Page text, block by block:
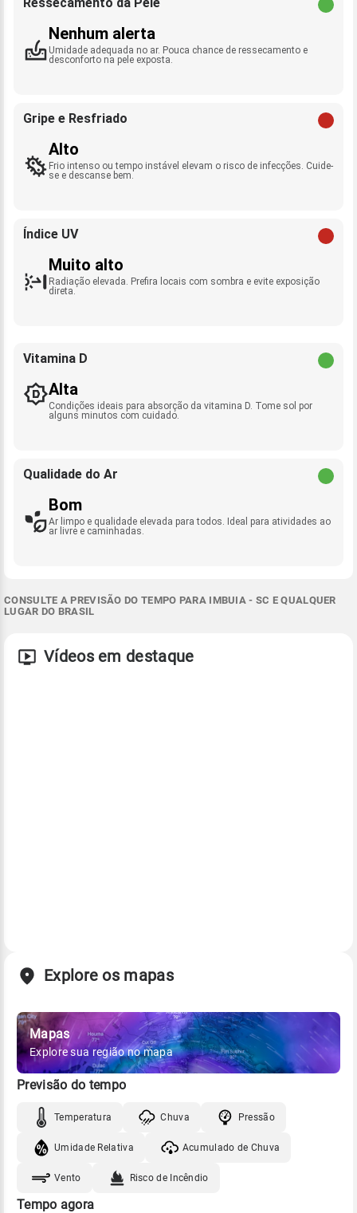
Nenhum alerta
Umidade adequada no ar. Pouca chance de ressecamento e
desconforto na pele exposta.
Gripe e Resfriado
Alto
Frio intenso ou tempo instável elevam o risco de infecções. Cuide-
se e descanse bem.
Índice UV
Muito alto
Radiação elevada. Prefira locais com sombra e evite exposição
direta.
Vitamina D
Alta
Condições ideais para absorção da vitamina D. Tome sol por
alguns minutos com cuidado.
Qualidade do Ar
Bom
Ar limpo e qualidade elevada para todos. Ideal para atividades ao
ar livre e caminhadas.
CONSULTE A PREVISÃO DO TEMPO PARA IMBUIA - SC E QUALQUER
LUGAR DO BRASIL
Vídeos em destaque
Explore os mapas
Mapas
Explore sua região no mapa
Previsão do tempo
Temperatura Chuva Pressão
Umidade Relativa Acumulado de Chuva
Vento Risco de Incêndio
Tempo agora